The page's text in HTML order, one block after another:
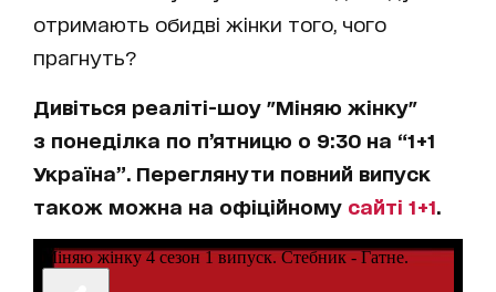
отримають обидві жінки того, чого
прагнуть?
Дивіться реаліті-шоу "Міняю жінку"
з понеділка по п’ятницю о 9:30 на “1+1
Україна”. Переглянути повний випуск
також можна на офіційному сайті 1+1.